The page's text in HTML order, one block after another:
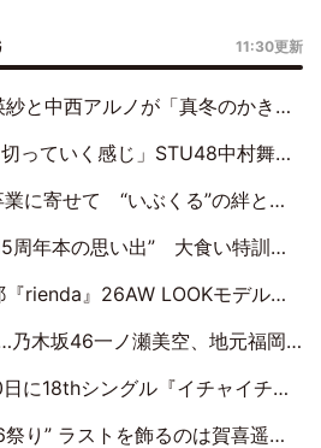
11:30更新
」騒動で火花散らす！ 因縁の裏にあるのは、逆境をともに“凌”ぐ似た者同士の絆
感じ」STU48中村舞、新しい挑戦は自らの手で
て “いぶくる”の絆と後輩・龍頭綺音の決意
食い特訓・守護霊企画・制服グラビア…盛りだくさんの裏話
』26AW LOOKモデルに就任
美空、地元福岡『めんべい25周年トップサポーター』に就任
ャ虫』の発売決定！ フォーメーションは『日向坂で会いましょう』にて発表
喜遥香…5年ぶりの登場に「5年分大人になった私を見ていただけたら」